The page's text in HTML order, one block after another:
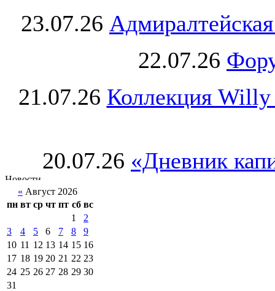
23.07.26
22.07.26
21.07.26 Коллекция Willy
20.07.26 «Дневник
« Август 2026
пн вт ср чт пт сб вс
1
2
3
4 5 6 7 8
9
10 11 12 13 14 15 16
17 18 19 20 21 22 23
24 25 26 27 28 29 30
31